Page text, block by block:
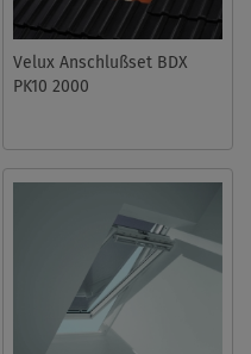
Velux Anschlußset BDX
PK10 2000